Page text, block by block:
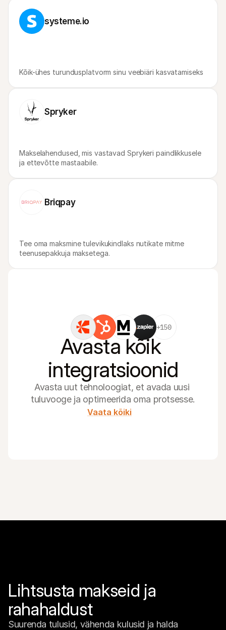
systeme.io
Kõik-ühes turundusplatvorm sinu veebiäri kasvatamiseks
Spryker
Makselahendused, mis vastavad Sprykeri paindlikkusele
ja ettevõtte mastaabile.
Briqpay
Tee oma maksmine tulevikukindlaks nutikate mitme
teenusepakkuja maksetega.
+150
Avasta kõik
integratsioonid
Avasta uut tehnoloogiat, et avada uusi
tuluvooge ja optimeerida oma protsesse.
Vaata kõiki
Lihtsusta makseid ja
rahahaldust
Suurenda tulusid, vähenda kulusid ja halda
Ostlejatele
Uuri välja, miks Mollie on sinu pangakontolehel
Mollie klientidele
Külastage meie klienditoe meeskonda